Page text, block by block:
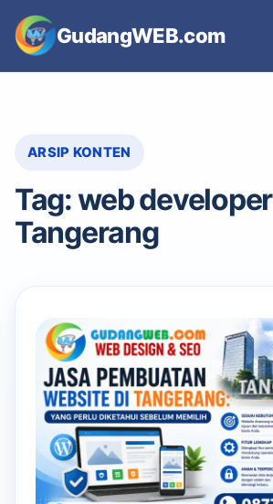
content
GudangWEB.com
ARSIP KONTEN
Tag:web developer
Tangerang